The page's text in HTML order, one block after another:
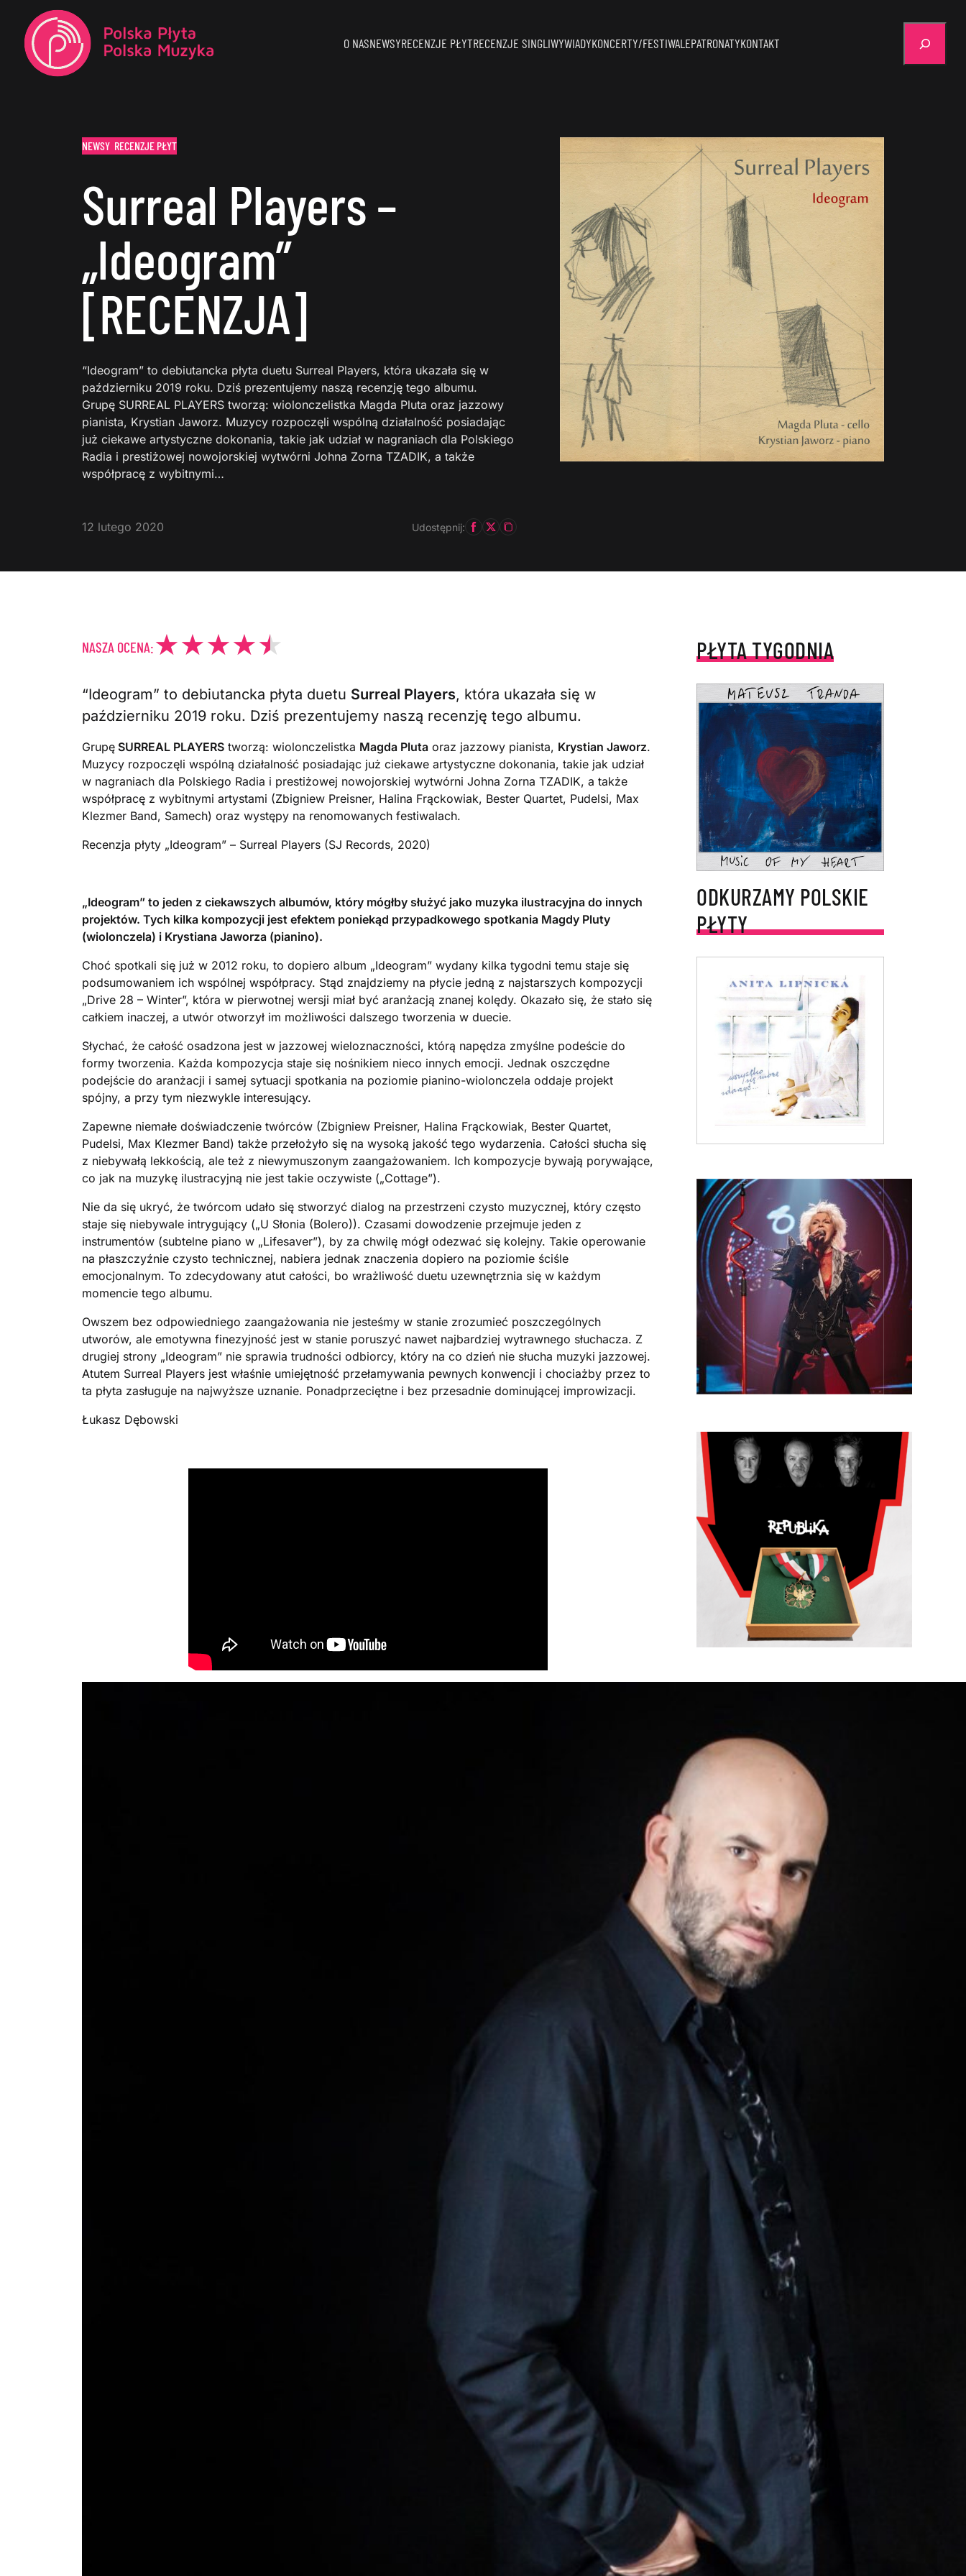
O NASNEWSYRECENZJE PŁYTRECENZJE SINGLIWYWIADYKONCERTY/FESTIWALEPATRONATYKONTAKT
NEWSY RECENZJE PŁYT
Surreal Players –
„Ideogram”
[RECENZJA]
“Ideogram” to debiutancka płyta duetu Surreal Players, która ukazała się w
październiku 2019 roku. Dziś prezentujemy naszą recenzję tego albumu.
Grupę SURREAL PLAYERS tworzą: wiolonczelistka Magda Pluta oraz jazzowy
pianista, Krystian Jaworz. Muzycy rozpoczęli wspólną działalność posiadając
już ciekawe artystyczne dokonania, takie jak udział w nagraniach dla Polskiego
Radia i prestiżowej nowojorskiej wytwórni Johna Zorna TZADIK, a także
współpracę z wybitnymi…
12 lutego 2020 Udostępnij:
NASZA OCENA:
“Ideogram” to debiutancka płyta duetu Surreal Players, która ukazała się w
październiku 2019 roku. Dziś prezentujemy naszą recenzję tego albumu.
Grupę SURREAL PLAYERS tworzą: wiolonczelistka Magda Pluta oraz jazzowy pianista, Krystian Jaworz.
Muzycy rozpoczęli wspólną działalność posiadając już ciekawe artystyczne dokonania, takie jak udział
w nagraniach dla Polskiego Radia i prestiżowej nowojorskiej wytwórni Johna Zorna TZADIK, a także
współpracę z wybitnymi artystami (Zbigniew Preisner, Halina Frąckowiak, Bester Quartet, Pudelsi, Max
Klezmer Band, Samech) oraz występy na renomowanych festiwalach.
Recenzja płyty „Ideogram” – Surreal Players (SJ Records, 2020)
„Ideogram” to jeden z ciekawszych albumów, który mógłby służyć jako muzyka ilustracyjna do innych
projektów. Tych kilka kompozycji jest efektem poniekąd przypadkowego spotkania Magdy Pluty
(wiolonczela) i Krystiana Jaworza (pianino).
Choć spotkali się już w 2012 roku, to dopiero album „Ideogram” wydany kilka tygodni temu staje się
podsumowaniem ich wspólnej współpracy. Stąd znajdziemy na płycie jedną z najstarszych kompozycji
„Drive 28 – Winter”, która w pierwotnej wersji miał być aranżacją znanej kolędy. Okazało się, że stało się
całkiem inaczej, a utwór otworzył im możliwości dalszego tworzenia w duecie.
Słychać, że całość osadzona jest w jazzowej wieloznaczności, którą napędza zmyślne podeście do
formy tworzenia. Każda kompozycja staje się nośnikiem nieco innych emocji. Jednak oszczędne
podejście do aranżacji i samej sytuacji spotkania na poziomie pianino-wiolonczela oddaje projekt
spójny, a przy tym niezwykle interesujący.
Zapewne niemałe doświadczenie twórców (Zbigniew Preisner, Halina Frąckowiak, Bester Quartet,
Pudelsi, Max Klezmer Band) także przełożyło się na wysoką jakość tego wydarzenia. Całości słucha się
z niebywałą lekkością, ale też z niewymuszonym zaangażowaniem. Ich kompozycje bywają porywające,
co jak na muzykę ilustracyjną nie jest takie oczywiste („Cottage”).
Nie da się ukryć, że twórcom udało się stworzyć dialog na przestrzeni czysto muzycznej, który często
staje się niebywale intrygujący („U Słonia (Bolero)). Czasami dowodzenie przejmuje jeden z
instrumentów (subtelne piano w „Lifesaver”), by za chwilę mógł odezwać się kolejny. Takie operowanie
na płaszczyźnie czysto technicznej, nabiera jednak znaczenia dopiero na poziomie ściśle
emocjonalnym. To zdecydowany atut całości, bo wrażliwość duetu uzewnętrznia się w każdym
momencie tego albumu.
Owszem bez odpowiedniego zaangażowania nie jesteśmy w stanie zrozumieć poszczególnych
utworów, ale emotywna finezyjność jest w stanie poruszyć nawet najbardziej wytrawnego słuchacza. Z
drugiej strony „Ideogram” nie sprawia trudności odbiorcy, który na co dzień nie słucha muzyki jazzowej.
Atutem Surreal Players jest właśnie umiejętność przełamywania pewnych konwencji i chociażby przez to
ta płyta zasługuje na najwyższe uznanie. Ponadprzeciętne i bez przesadnie dominującej improwizacji.
Łukasz Dębowski
PŁYTA TYGODNIA
ODKURZAMY POLSKIE
PŁYTY